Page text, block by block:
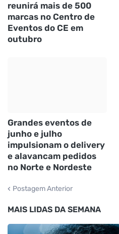
reunirá mais de 500
marcas no Centro de
Eventos do CE em
outubro
Grandes eventos de
junho e julho
impulsionam o delivery
e alavancam pedidos
no Norte e Nordeste
Postagem Anterior
MAIS LIDAS DA SEMANA